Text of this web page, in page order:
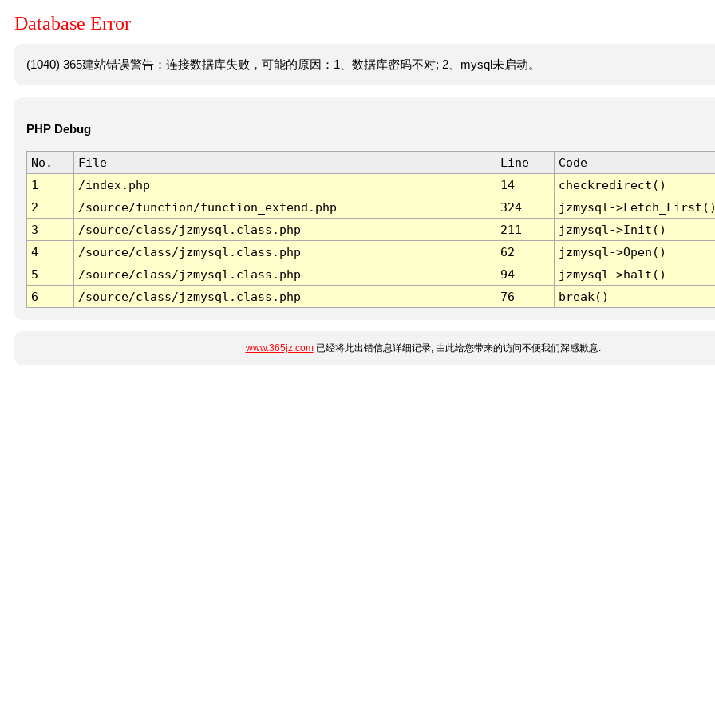
Database Error
(1040) 365建站错误警告：连接数据库失败，可能的原因：1、数据库密码不对; 2、mysql未启动。
PHP Debug
No. File Line
Code
1
/index.php 14
checkredirect()
2
/source/function/function_extend.php 324
jzmysql-
3
/source/class/jzmysql.class.php 211
jzmysql->Init()
4
/source/class/jzmysql.class.php 62
jzmysql->Open()
5
/source/class/jzmysql.class.php 94
jzmysql->halt()
6
/source/class/jzmysql.class.php 76 break()
www.365jz.com已经将此出错信息详细记录, 由此给您带来的访问不便我们深感歉意.